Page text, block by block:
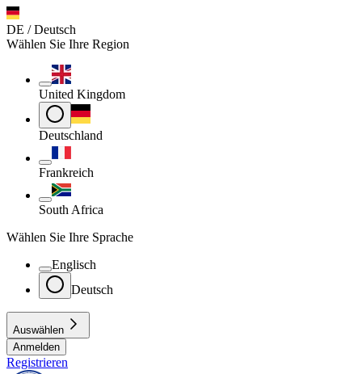
DE / Deutsch
Wählen Sie Ihre Region
United Kingdom
Deutschland
Frankreich
South Africa
Wählen Sie Ihre Sprache
Englisch
Deutsch
Auswählen
Anmelden
Registrieren